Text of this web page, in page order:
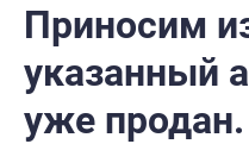
Приносим
указанный
уже продан.